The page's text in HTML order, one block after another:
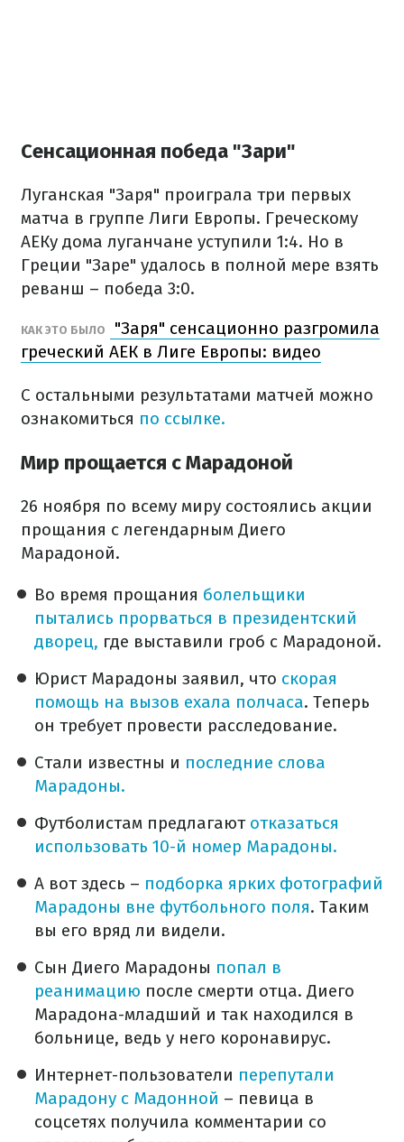
Сенсационная победа "Зари"
Луганская "Заря" проиграла три первых
матча в группе Лиги Европы. Греческому
АЕКу дома луганчане уступили 1:4. Но в
Греции "Заре" удалось в полной мере взять
реванш – победа 3:0.
КАК ЭТО БЫЛО
"Заря" сенсационно разгромила
греческий АЕК в Лиге Европы: видео
С остальными результатами матчей можно
ознакомиться по ссылке.
Мир прощается с Марадоной
26 ноября по всему миру состоялись акции
прощания с легендарным Диего
Марадоной.
Во время прощания болельщики
пытались прорваться в президентский
дворец, где выставили гроб с Марадоной.
Юрист Марадоны заявил, что скорая
помощь на вызов ехала полчаса. Теперь
он требует провести расследование.
Стали известны и последние слова
Марадоны.
Футболистам предлагают отказаться
использовать 10-й номер Марадоны.
А вот здесь – подборка ярких фотографий
Марадоны вне футбольного поля. Таким
вы его вряд ли видели.
Сын Диего Марадоны попал в
реанимацию после смерти отца. Диего
Марадона-младший и так находился в
больнице, ведь у него коронавирус.
Интернет-пользователи перепутали
Марадону с Мадонной – певица в
соцсетях получила комментарии со